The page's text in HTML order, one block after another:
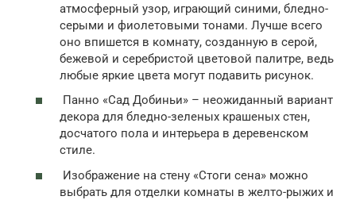
атмосферный узор, играющий синими, бледно-
серыми и фиолетовыми тонами. Лучше всего
оно впишется в комнату, созданную в серой,
бежевой и серебристой цветовой палитре, ведь
любые яркие цвета могут подавить рисунок.
Панно «Сад Добиньи» – неожиданный вариант
декора для бледно-зеленых крашеных стен,
досчатого пола и интерьера в деревенском
стиле.
Изображение на стену «Стоги сена» можно
выбрать для отделки комнаты в желто-рыжих и